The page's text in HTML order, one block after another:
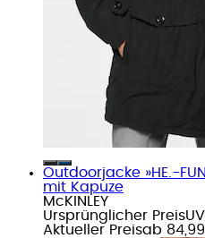
Outdoorjacke »HE.-
mit Kapuze
McKINLEY
Ursprünglicher Preis
Aktueller Preisab